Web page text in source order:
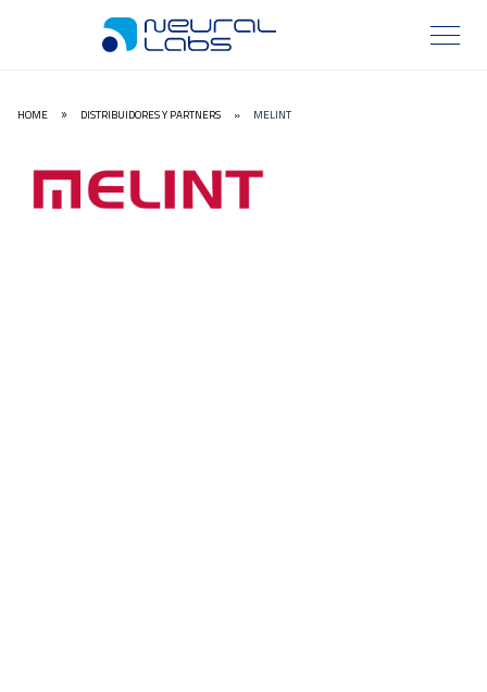
HOME » DISTRIBUIDORES Y PARTNERS » MELINT